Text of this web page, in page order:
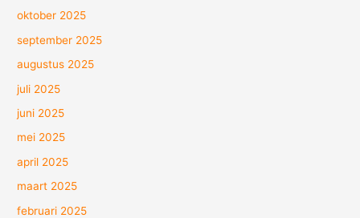
oktober 2025
september 2025
augustus 2025
juli 2025
juni 2025
mei 2025
april 2025
maart 2025
februari 2025